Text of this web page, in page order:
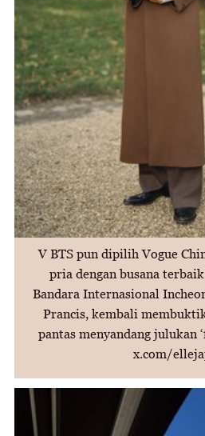
V BTS pun dipilih Vogue
pria dengan busana
Bandara Internasional
Prancis, kembali
pantas menyandang julukan
x.com/